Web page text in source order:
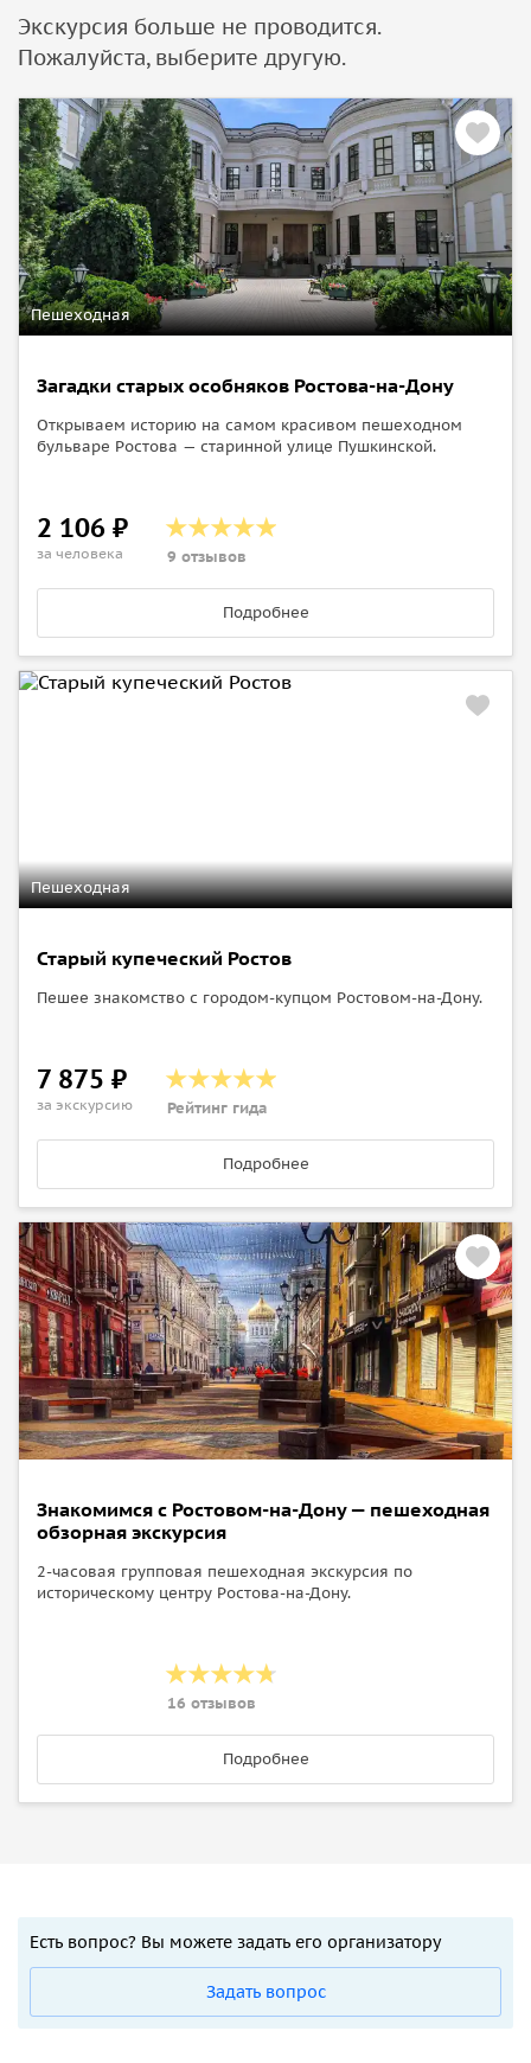
Экскурсия больше не проводится.
Пожалуйста, выберите другую.
Пешеходная
Загадки старых особняков Ростова-на-Дону
Открываем историю на самом красивом пешеходном
бульваре Ростова — старинной улице Пушкинской.
2 106 ₽
за человека 9 отзывов
Подробнее
Пешеходная
Старый купеческий Ростов
Пешее знакомство с городом-купцом Ростовом-на-Дону.
7 875 ₽
за экскурсию Рейтинг гида
Подробнее
Знакомимся с Ростовом-на-Дону — пешеходная
обзорная экскурсия
2-часовая групповая пешеходная экскурсия по
историческому центру Ростова-на-Дону.
16 отзывов
Подробнее
Есть вопрос? Вы можете задать его организатору
Задать вопрос